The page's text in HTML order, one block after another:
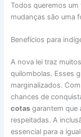
Todos queremos
mudanças são uma
Benefícios para
A nova lei traz
quilombolas. Esses
marginalizados.
chances de
cotas garantem que
respeitadas. A
essencial para a